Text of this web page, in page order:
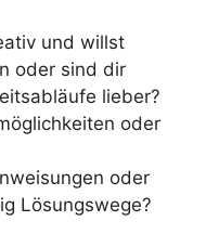
und willst
oder sind dir
lieber?
oder
oder
Lösungswege?